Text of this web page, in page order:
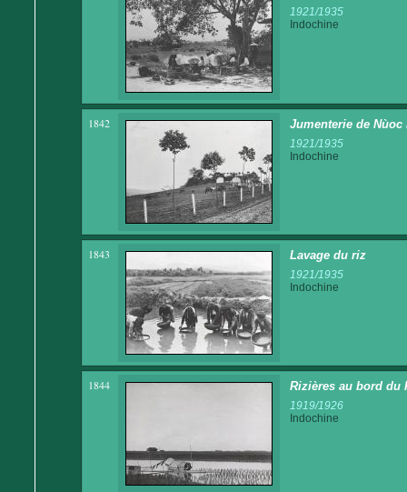
1921/1935
Indochine
1842 Jumenterie de
1921/1935
Indochine
1843 Lavage du riz
1921/1935
Indochine
1844 Rizières au bord du
1919/1926
Indochine